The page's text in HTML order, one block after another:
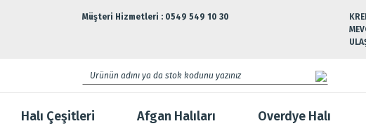
Müşteri Hizmetleri : 0549 549 10 30
Halı Çeşitleri Afgan Halıları Overdye Halı